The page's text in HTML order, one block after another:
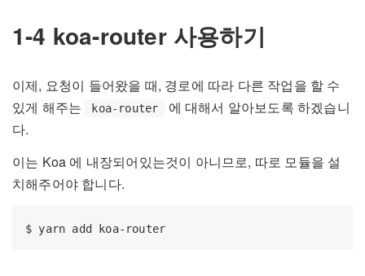
1-4 koa-router 사용하기
이제, 요청이 들어왔을 때, 경로에 따라 다른 작업을 할 수
있게 해주는
koa-router
에 대해서 알아보도록 하겠습니
다.
이는 Koa 에 내장되어있는것이 아니므로, 따로 모듈을 설
치해주어야 합니다.